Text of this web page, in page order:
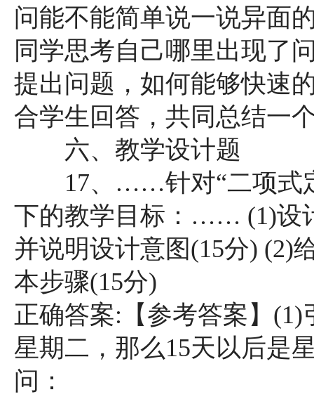
问能不能简单说一说异面
同学思考自己哪里出现了
提出问题，如何能够快速
合学生回答，共同总结一
六、教学设计题
17、……针对“二项式定
下的教学目标：…… (1)
并说明设计意图(15分)
本步骤(15分)
正确答案:【参考答案】
星期二，那么15天以后是
问：